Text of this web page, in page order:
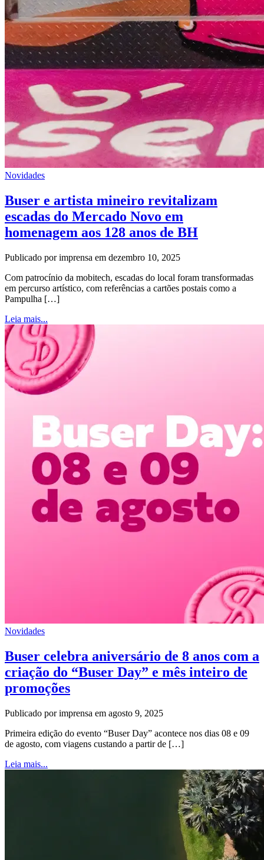
Novidades
Buser e artista mineiro revitalizam
escadas do Mercado Novo em
homenagem aos 128 anos de BH
Publicado por imprensa em dezembro 10, 2025
Com patrocínio da mobitech, escadas do local foram transformadas
em percurso artístico, com referências a cartões postais como a
Pampulha […]
Leia mais...
Novidades
Buser celebra aniversário de 8 anos com a
criação do “Buser Day” e mês inteiro de
promoções
Publicado por imprensa em agosto 9, 2025
Primeira edição do evento “Buser Day” acontece nos dias 08 e 09
de agosto, com viagens custando a partir de […]
Leia mais...